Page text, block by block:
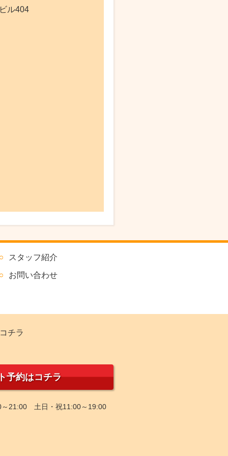
ル404
スタッフ紹介
お問い合わせ
チラ
予約はコチラ
～21:00 土日・祝11:00～19:00